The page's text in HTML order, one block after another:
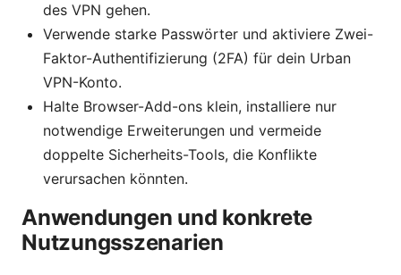
des VPN gehen.
Verwende starke Passwörter und aktiviere Zwei-
Faktor-Authentifizierung (2FA) für dein Urban
VPN-Konto.
Halte Browser-Add-ons klein, installiere nur
notwendige Erweiterungen und vermeide
doppelte Sicherheits-Tools, die Konflikte
verursachen könnten.
Anwendungen und konkrete
Nutzungsszenarien